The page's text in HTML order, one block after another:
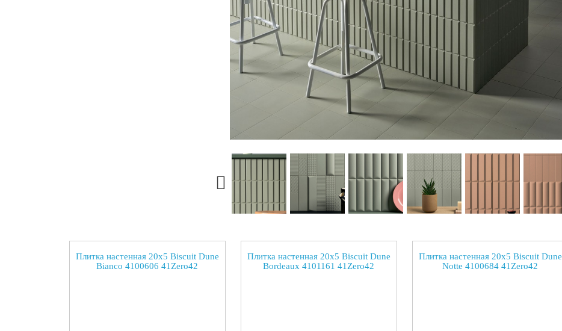
Плитка настенная 20x5 Biscuit Dune
Bianco 4100606 41Zero42
Плитка настенная 20x5 Biscuit Dune
Bordeaux 4101161 41Zero42
Плитка настенная 20x5 Biscuit Dune
Notte 4100684 41Zero42